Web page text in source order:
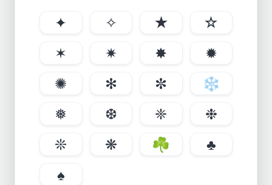
✦ ✧ ★
☆
✶
✷ ✸
✹
✺
✻ ✼
❄
❅
❆ ❈
❉
❊
❋ ☘
♣
♠